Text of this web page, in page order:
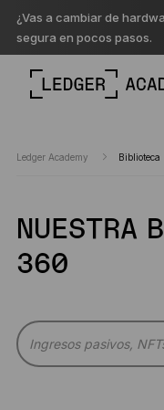
¿Vas a cambiar de
segura en pocos pasos.
Ledger Academy Biblioteca
NUESTRA
360